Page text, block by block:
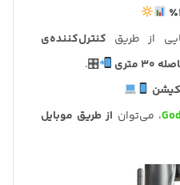
از طریق کنترل‌کننده‌ی
30 متری
🎛.
، می‌توان از طریق موبایل